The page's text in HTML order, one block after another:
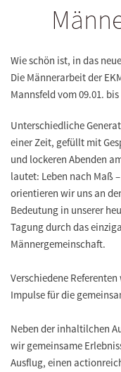
Wie schön ist, in das
Die Männerarbeit der
Mannsfeld vom 09.01. bis
Unterschiedliche
einer Zeit, gefüllt mit
und lockeren Abenden
lautet: Leben nach Maß
orientieren wir uns an
Bedeutung in unserer
Tagung durch das
Männergemeinschaft.
Verschiedene
Impulse für die
Neben der inhaltilchen
wir gemeinsame
Ausflug, einen